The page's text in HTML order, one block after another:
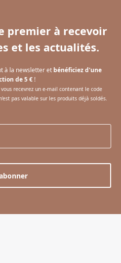
premier à recevoir
et les actualités.
à la newsletter et bénéficiez d'une
de 5 € !
recevrez un e-mail contenant le code
pas valable sur les produits déjà soldés.